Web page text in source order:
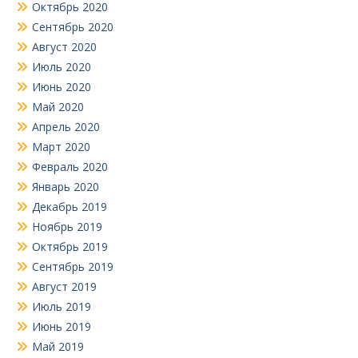
Октябрь 2020
Сентябрь 2020
Август 2020
Июль 2020
Июнь 2020
Май 2020
Апрель 2020
Март 2020
Февраль 2020
Январь 2020
Декабрь 2019
Ноябрь 2019
Октябрь 2019
Сентябрь 2019
Август 2019
Июль 2019
Июнь 2019
Май 2019